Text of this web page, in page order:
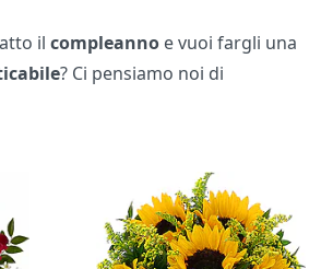
ilcompleanno e vuoi fargli una
? Ci pensiamo noi di